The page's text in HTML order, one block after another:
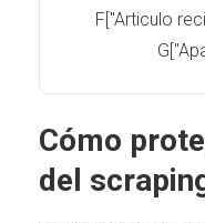
F["Articulo
Cómo
del